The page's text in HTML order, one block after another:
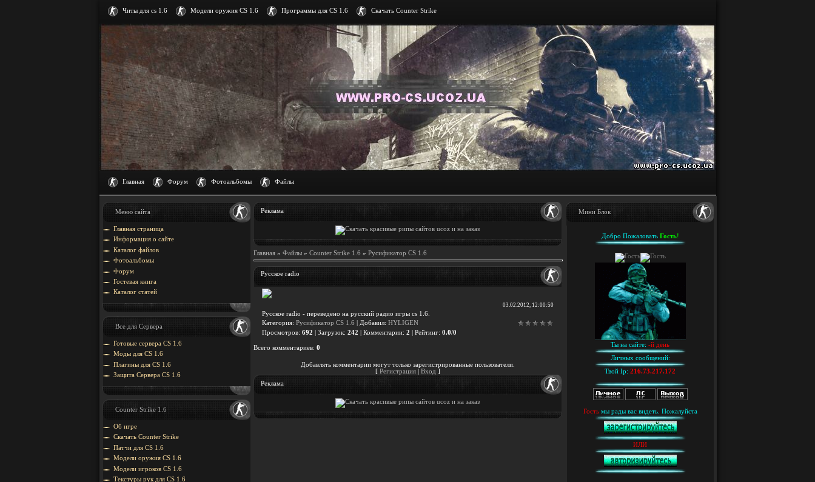
Читы для cs 1.6 Модели оружия CS 1.6 Программы для CS 1.6 Скачать Counter Strike
Главная Форум Фотоальбомы Файлы
Меню сайта
Главная страница
Информация о сайте
Каталог файлов
Фотоальбомы
Форум
Гостевая книга
Каталог статей
Все для Сервера
Готовые сервера CS 1.6
Моды для CS 1.6
Плагины для CS 1.6
Защита Cервера CS 1.6
Counter Strike 1.6
Об игре
Скачать Counter Strike
Патчи для CS 1.6
Модели оружия CS 1.6
Модели игроков CS 1.6
Текстуры рук для CS 1.6
Реклама
Главная» Файлы» Counter Strike 1.6 » Русификатор CS 1.6
Русское radio
03.02.2012, 12:00:50
Русское radio - переведено на русский радио игры cs 1.6.
Категория: Русификатор CS 1.6 Добавил: HYLIGEN
Просмотров: 692 Загрузок: 242 Комментарии: 2 Рейтинг: 0.0/0
Всего комментариев: 0
Добавлять комментарии могут только зарегистрированные пользователи.
[ Регистрация Вход ]
Реклама
Мини Блок
Добро Пожаловать Гость!
Ты на сайте: -й день
Личных сообщений:
Твой Ip: 216.73.217.172
Гостьмы рады вас видеть. Пожалуйста
ИЛИ